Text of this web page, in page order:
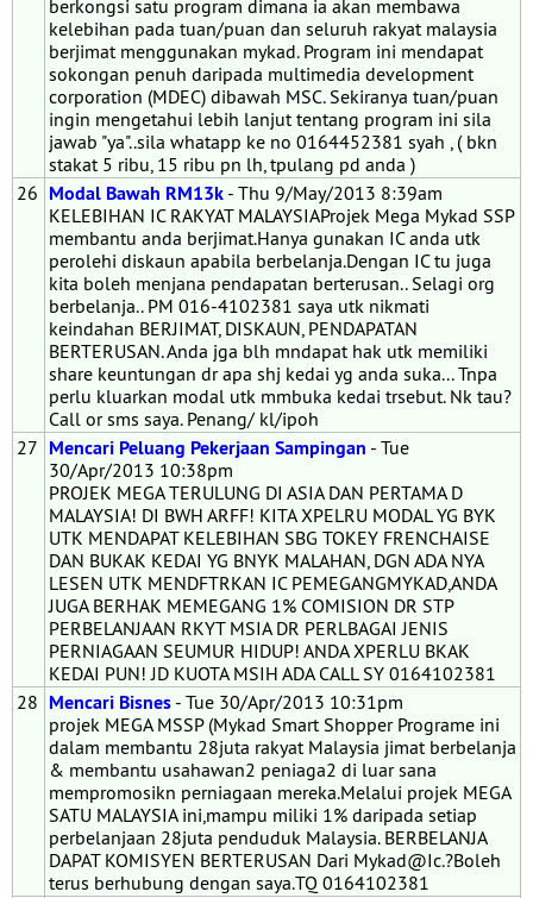
berkongsi satu program dimana ia akan membawa
kelebihan pada tuan/puan dan seluruh rakyat malaysia
berjimat menggunakan mykad. Program ini mendapat
sokongan penuh daripada multimedia development
corporation (MDEC) dibawah MSC. Sekiranya tuan/puan
ingin mengetahui lebih lanjut tentang program ini sila
jawab "ya"..sila whatapp ke no 0164452381 syah , ( bkn
stakat 5 ribu, 15 ribu pn lh, tpulang pd anda )
26 Modal Bawah RM13k - Thu 9/May/2013 8:39am
KELEBIHAN IC RAKYAT MALAYSIAProjek Mega Mykad SSP
membantu anda berjimat.Hanya gunakan IC anda utk
perolehi diskaun apabila berbelanja.Dengan IC tu juga
kita boleh menjana pendapatan berterusan.. Selagi org
berbelanja.. PM 016-4102381 saya utk nikmati
keindahan BERJIMAT, DISKAUN, PENDAPATAN
BERTERUSAN. Anda jga blh mndapat hak utk memiliki
share keuntungan dr apa shj kedai yg anda suka... Tnpa
perlu kluarkan modal utk mmbuka kedai trsebut. Nk tau?
Call or sms saya. Penang/ kl/ipoh
27 Mencari Peluang Pekerjaan Sampingan - Tue
30/Apr/2013 10:38pm
PROJEK MEGA TERULUNG DI ASIA DAN PERTAMA D
MALAYSIA! DI BWH ARFF! KITA XPELRU MODAL YG BYK
UTK MENDAPAT KELEBIHAN SBG TOKEY FRENCHAISE
DAN BUKAK KEDAI YG BNYK MALAHAN, DGN ADA NYA
LESEN UTK MENDFTRKAN IC PEMEGANGMYKAD,ANDA
JUGA BERHAK MEMEGANG 1% COMISION DR STP
PERBELANJAAN RKYT MSIA DR PERLBAGAI JENIS
PERNIAGAAN SEUMUR HIDUP! ANDA XPERLU BKAK
KEDAI PUN! JD KUOTA MSIH ADA CALL SY 0164102381
28 Mencari Bisnes - Tue 30/Apr/2013 10:31pm
projek MEGA MSSP (Mykad Smart Shopper Programe ini
dalam membantu 28juta rakyat Malaysia jimat berbelanja
& membantu usahawan2 peniaga2 di luar sana
mempromosikn perniagaan mereka.Melalui projek MEGA
SATU MALAYSIA ini,mampu miliki 1% daripada setiap
perbelanjaan 28juta penduduk Malaysia. BERBELANJA
DAPAT KOMISYEN BERTERUSAN Dari Mykad@Ic.?Boleh
terus berhubung dengan saya.TQ 0164102381